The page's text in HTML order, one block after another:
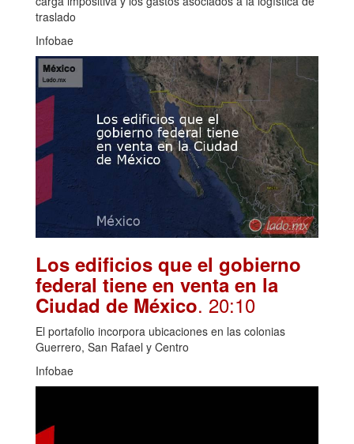
traslado
Infobae
Los edificios que el gobierno
federal tiene en venta en la
Ciudad de México. 20:10
El portafolio incorpora ubicaciones en las colonias
Guerrero, San Rafael y Centro
Infobae